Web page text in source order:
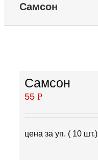
Самсон
Самсон
55 Р
цена за уп. ( 10 шт.)